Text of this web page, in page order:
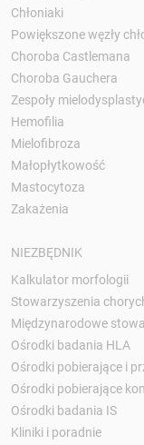
Chłoniaki
Powiększone węzły
Choroba Castlemana
Choroba Gauchera
Zespoły
Hemofilia
Mielofibroza
Małopłytkowość
Mastocytoza
Zakażenia
NIEZBĘDNIK
Kalkulator morfologii
Stowarzyszenia
Międzynarodowe
Ośrodki badania HLA
Ośrodki pobierające i
Ośrodki pobierające
Ośrodki badania IS
Kliniki i poradnie